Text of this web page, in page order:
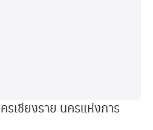
เชียงราย นครแห่งการ